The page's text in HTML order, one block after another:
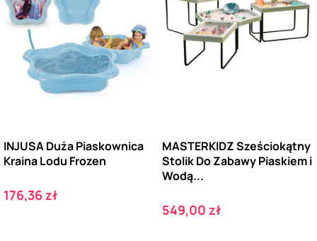
INJUSA Duża Piaskownica
Kraina Lodu Frozen
Cena
176,36 zł
MASTERKIDZ Sześciokątny
Stolik Do Zabawy Piaskiem i
Wodą...
Cena
549,00 zł